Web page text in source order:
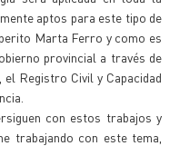
aptos para este tipo de
Marta Ferro y como es
provincial a través de
Registro Civil y Capacidad
con estos trabajos y
trabajando con este tema,